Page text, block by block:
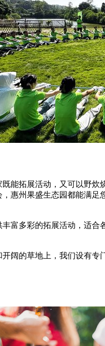
能拓展活动，又可以野
惠州果盛生态园都能满足
富多彩的拓展活动，适合
阔的草地上，我们设有